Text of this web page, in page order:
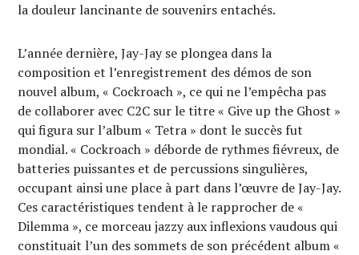
la douleur lancinante de souvenirs entachés.
L’année dernière, Jay-Jay se plongea dans la
composition et l’enregistrement des démos de son
nouvel album, « Cockroach », ce qui ne l’empêcha pas
de collaborer avec C2C sur le titre « Give up the Ghost »
qui figura sur l’album « Tetra » dont le succès fut
mondial. « Cockroach » déborde de rythmes fiévreux, de
batteries puissantes et de percussions singulières,
occupant ainsi une place à part dans l’œuvre de Jay-Jay.
Ces caractéristiques tendent à le rapprocher de «
Dilemma », ce morceau jazzy aux inflexions vaudous qui
constituait l’un des sommets de son précédent album «